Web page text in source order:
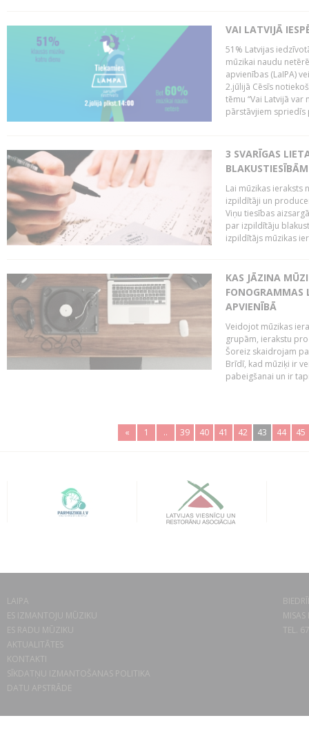
VAI LATVIJĀ
51% Latvijas
mūzikai naudu
apvienības (LaIPA)
2.jūlijā Cēsīs
tēmu “Vai Latvijā
pārstāvjiem spriedīs
3 SVARĪGAS
BLAKUSTIESĪBĀM
Lai mūzikas ieraksts
izpildītāji un
Viņu tiesības
par izpildītāju
izpildītājs mūzikas
KAS JĀZINA
FONOGRAMMAS
APVIENĪBĀ
Veidojot mūzikas
grupām, ierakstu
Šoreiz skaidrojam
Brīdī, kad mūziķi ir
pabeigšanai un ir
« 1 .. 39 40 41 42 43 44 45
LAIPA
ES IZMANTOJU MŪZIKU
ES RADU MŪZIKU
AKTUALITĀTES
KONTAKTI
SĪKDATŅU IZMANTOŠANAS POLITIKA
DATU APSTRĀDE
TEL.